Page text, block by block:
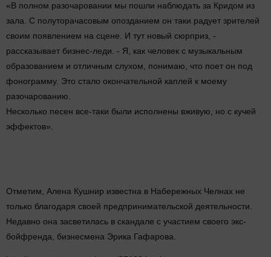
«В полном разочаровании мы пошли наблюдать за Кридом из
зала. С полуторачасовым опозданием он таки радует зрителей
своим появлением на сцене. И тут новый сюрприз, -
рассказывает бизнес-леди. - Я, как человек с музыкальным
образованием и отличным слухом, понимаю, что поет он под
фонограмму. Это стало окончательной каплей к моему
разочарованию.
Несколько песен все-таки были исполнены вживую, но с кучей
эффектов».
Отметим, Алена Кушнир известна в Набережных Челнах не
только благодаря своей предпринимательской деятельности.
Недавно она засветилась в скандале с участием своего экс-
бойфренда, бизнесмена Эрика Гафарова.